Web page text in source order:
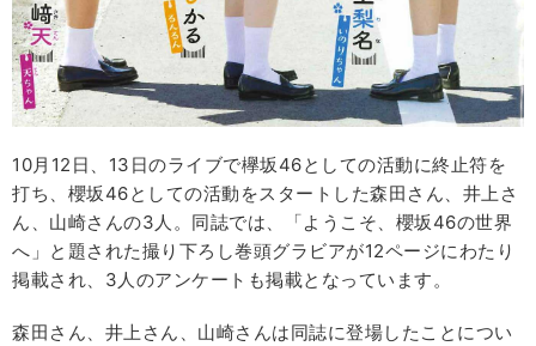
10月12日、13日のライブで欅坂46としての活動に終止符を
打ち、櫻坂46としての活動をスタートした森田さん、井上さ
ん、山崎さんの3人。同誌では、「ようこそ、櫻坂46の世界
へ」と題された撮り下ろし巻頭グラビアが12ページにわたり
掲載され、3人のアンケートも掲載となっています。
森田さん、井上さん、山崎さんは同誌に登場したことについ